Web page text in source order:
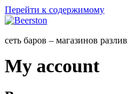
Перейти к содержимому
сеть баров – магазинов
My account